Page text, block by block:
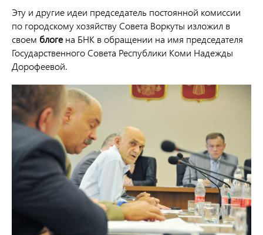
Эту и другие идеи председатель постоянной комиссии
по городскому хозяйству Совета Воркуты изложил в
своем блогена БНК в обращении на имя председателя
Государственного Совета Республики Коми Надежды
Дорофеевой.